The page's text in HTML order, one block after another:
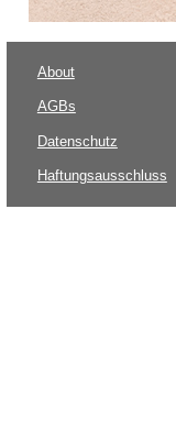
About
AGBs
Datenschutz
Haftungsausschluss